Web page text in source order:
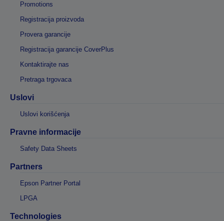
Promotions
Registracija proizvoda
Provera garancije
Registracija garancije CoverPlus
Kontaktirajte nas
Pretraga trgovaca
Uslovi
Uslovi korišćenja
Pravne informacije
Safety Data Sheets
Partners
Epson Partner Portal
LPGA
Technologies